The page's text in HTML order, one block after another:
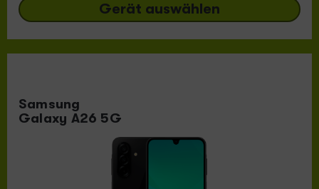
Gerät auswählen
Samsung
Galaxy A26 5G